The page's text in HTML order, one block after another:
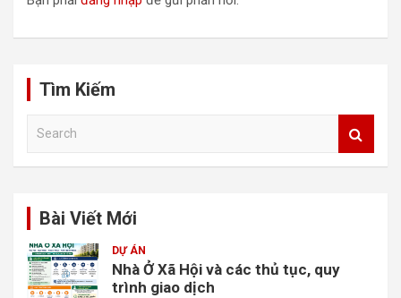
b
Tìm Kiếm
Bài Viết Mới
DỰ ÁN
Nhà Ở Xã Hội và các thủ tục, quy
trình giao dịch